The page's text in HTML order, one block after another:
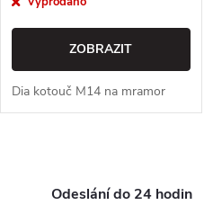
ZOBRAZIT
Dia kotouč M14 na mramor
Odeslání do 24 hodin